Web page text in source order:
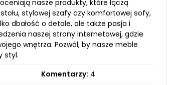
nasze produkty, które łączą
stylowej szafy czy komfortowej sofy,
dbałość o detale, ale także pasja i
naszej strony internetowej, gdzie
wnętrza. Pozwól, by nasze meble
styl.
Komentarzy: 4